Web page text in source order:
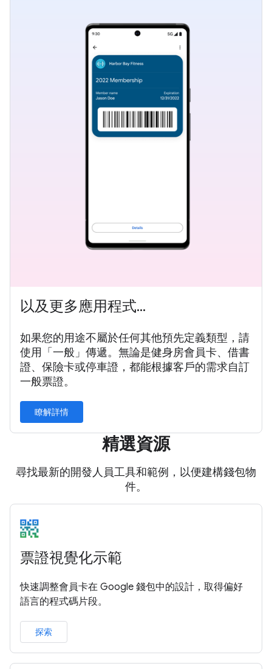
以及更多應用程式...
如果您的用途不屬於任何其他預先定義類型，請
使用「一般」傳遞。無論是健身房會員卡、借書
證、保險卡或停車證，都能根據客戶的需求自訂
一般票證。
瞭解詳情
精選資源
尋找最新的開發人員工具和範例，以便建構錢包物
件。
票證視覺化示範
快速調整會員卡在 Google 錢包中的設計，取得偏好
語言的程式碼片段。
探索